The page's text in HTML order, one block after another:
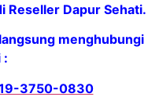
Reseller Dapur Sehati.
menghubungi
:
3750-0830